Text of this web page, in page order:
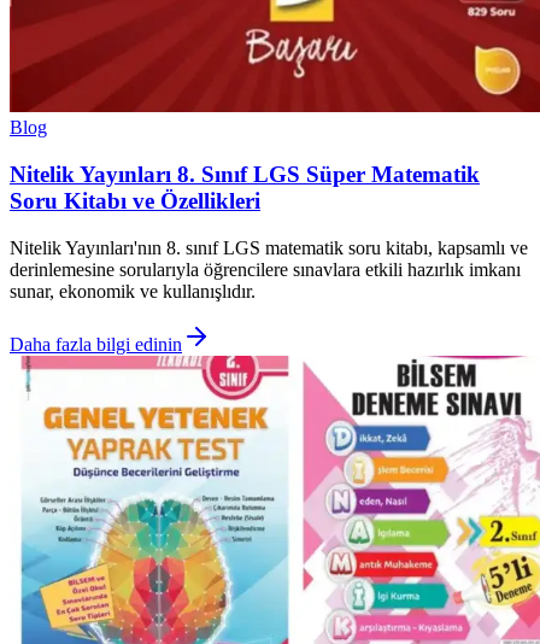
Blog
Nitelik Yayınları 8. Sınıf LGS Süper Matematik
Soru Kitabı ve Özellikleri
Nitelik Yayınları'nın 8. sınıf LGS matematik soru kitabı, kapsamlı ve
derinlemesine sorularıyla öğrencilere sınavlara etkili hazırlık imkanı
sunar, ekonomik ve kullanışlıdır.
Daha fazla bilgi edinin